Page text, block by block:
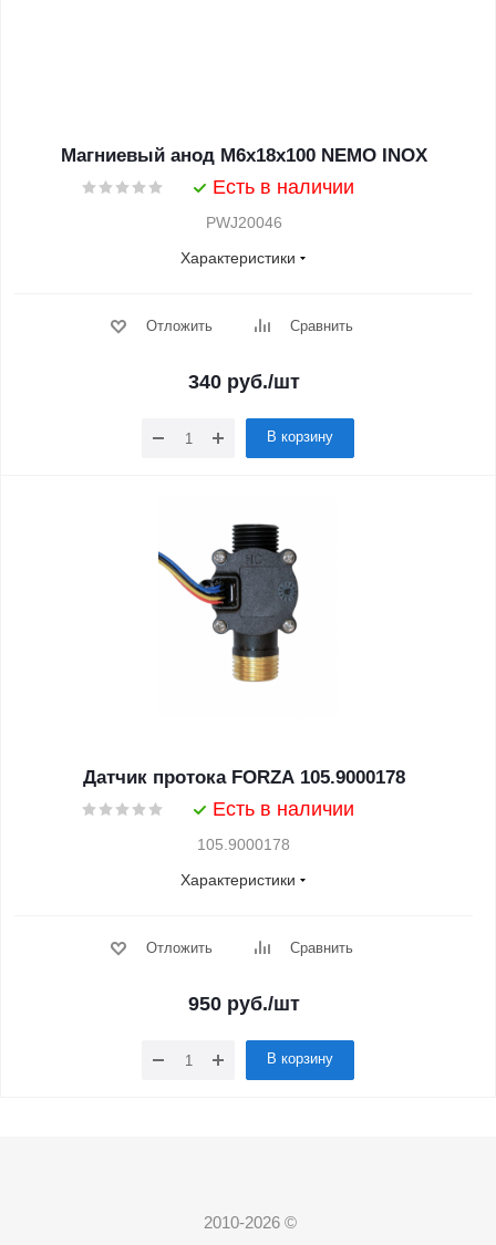
Магниевый анод М6х18х100 NEMO INOX
Есть в наличии
PWJ20046
Характеристики
Отложить Сравнить
340 руб./шт
В корзину
Датчик протока FORZA 105.9000178
Есть в наличии
105.9000178
Характеристики
Отложить Сравнить
950 руб./шт
В корзину
2010-2026 ©